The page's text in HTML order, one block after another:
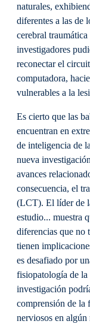
naturales,
diferentes a las de
cerebral
investigadores
reconectar el
computadora,
vulnerables a la
Es cierto que las
encuentran en
de inteligencia de
nueva
avances
consecuencia, el
(LCT). El líder de
estudio... muestra
diferencias que no
tienen
es desafiado por
fisiopatología de
investigación
comprensión de la
nerviosos en